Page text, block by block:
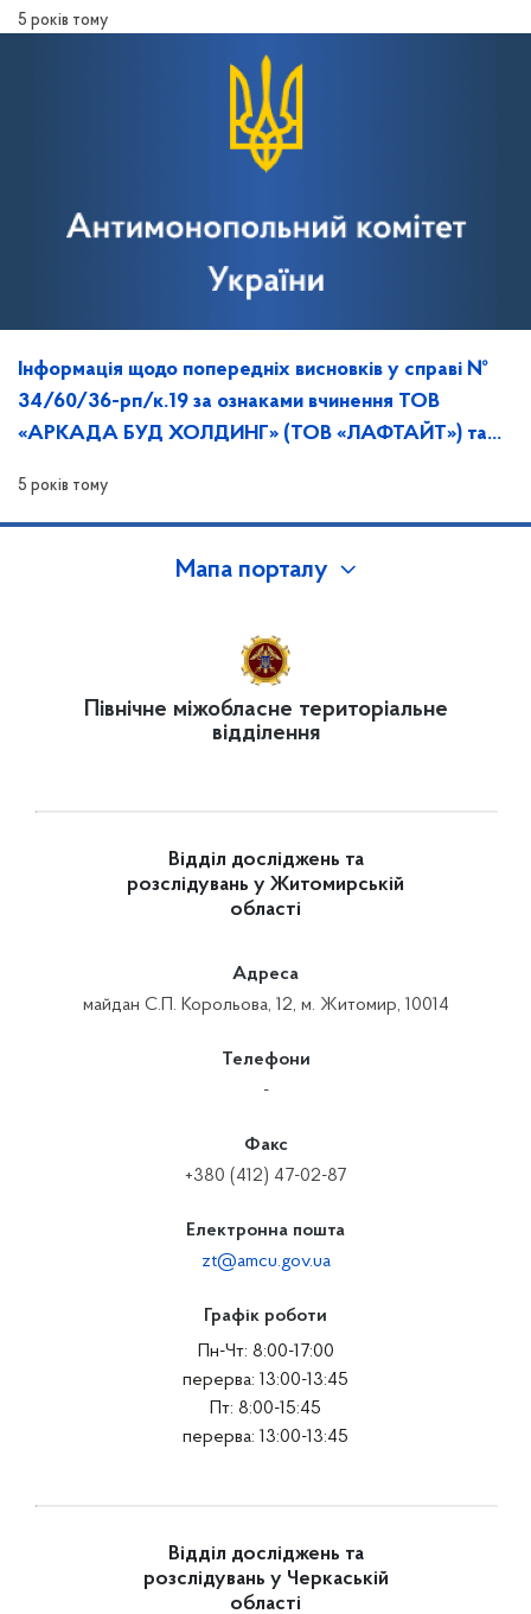
5 років тому
Інформація щодо попередніх висновків у справі №
34/60/36-рп/к.19 за ознаками вчинення ТОВ
«АРКАДА БУД ХОЛДИНГ» (ТОВ «ЛАФТАЙТ») та
5 років тому
Мапа порталу
Північне міжобласне територіальне
відділення
Відділ досліджень та
розслідувань у Житомирській
області
Адреса
майдан С.П. Корольова, 12, м. Житомир, 10014
Телефони
-
Факс
+380 (412) 47-02-87
Електронна пошта
zt@amcu.gov.ua
Графік роботи
Пн-Чт: 8:00-17:00
перерва: 13:00-13:45
Пт: 8:00-15:45
перерва: 13:00-13:45
Відділ досліджень та
розслідувань у Черкаській
області